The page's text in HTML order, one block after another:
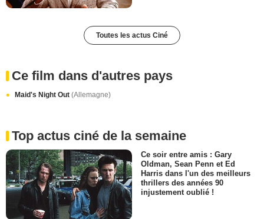
Toutes les actus Ciné
Ce film dans d'autres pays
Maid's Night Out (Allemagne)
Top actus ciné de la semaine
Ce soir entre amis : Gary
Oldman, Sean Penn et Ed
Harris dans l'un des meilleurs
thrillers des années 90
injustement oublié !